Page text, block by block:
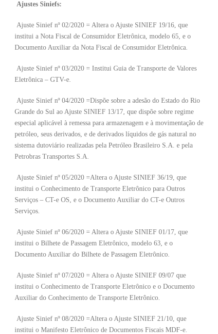
Ajustes Siniefs:
Ajuste Sinief nº 02/2020 = Altera o Ajuste SINIEF 19/16, que
institui a Nota Fiscal de Consumidor Eletrônica, modelo 65, e o
Documento Auxiliar da Nota Fiscal de Consumidor Eletrônica.
Ajuste Sinief nº 03/2020 = Institui Guia de Transporte de Valores
Eletrônica – GTV-e.
Ajuste Sinief nº 04/2020 =Dispõe sobre a adesão do Estado do Rio
Grande do Sul ao Ajuste SINIEF 13/17, que dispõe sobre regime
especial aplicável à remessa para armazenagem e à movimentação de
petróleo, seus derivados, e de derivados líquidos de gás natural no
sistema dutoviário realizadas pela Petróleo Brasileiro S.A. e pela
Petrobras Transportes S.A.
Ajuste Sinief nº 05/2020 =Altera o Ajuste SINIEF 36/19, que
institui o Conhecimento de Transporte Eletrônico para Outros
Serviços – CT-e OS, e o Documento Auxiliar do CT-e Outros
Serviços.
Ajuste Sinief nº 06/2020 = Altera o Ajuste SINIEF 01/17, que
institui o Bilhete de Passagem Eletrônico, modelo 63, e o
Documento Auxiliar do Bilhete de Passagem Eletrônico.
Ajuste Sinief nº 07/2020 = Altera o Ajuste SINIEF 09/07 que
institui o Conhecimento de Transporte Eletrônico e o Documento
Auxiliar do Conhecimento de Transporte Eletrônico.
Ajuste Sinief nº 08/2020 =Altera o Ajuste SINIEF 21/10, que
institui o Manifesto Eletrônico de Documentos Fiscais MDF-e.